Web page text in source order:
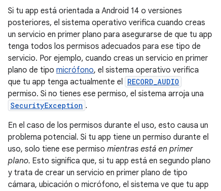
Si tu app está orientada a Android 14 o versiones
posteriores, el sistema operativo verifica cuando creas
un servicio en primer plano para asegurarse de que tu app
tenga todos los permisos adecuados para ese tipo de
servicio. Por ejemplo, cuando creas un servicio en primer
plano de tipo micrófono, el sistema operativo verifica
que tu app tenga actualmente el RECORD_AUDIO
permiso. Si no tienes ese permiso, el sistema arroja una
SecurityException .
En el caso de los permisos durante el uso, esto causa un
problema potencial. Si tu app tiene un permiso durante el
uso, solo tiene ese permiso mientras está en primer
plano. Esto significa que, si tu app está en segundo plano
y trata de crear un servicio en primer plano de tipo
cámara, ubicación o micrófono, el sistema ve que tu app